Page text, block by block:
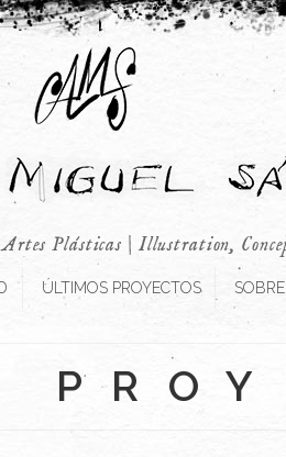
Artes Plásticas | Illustration,
ÚLTIMOS PROYECTOS